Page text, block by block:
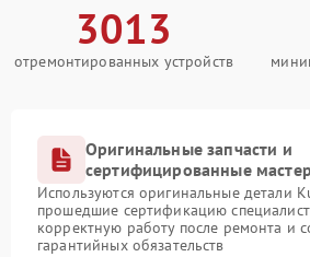
3013
отремонтированных устройств
Оригинальные запчасти и
сертифицированные
Используются оригинальные детали
прошедшие сертификацию
корректную работу после ремонта и
гарантийных обязательств